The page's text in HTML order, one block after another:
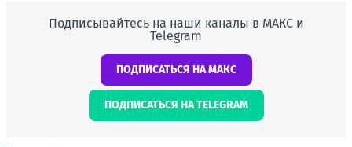
Подписывайтесь на наши каналы в МАКС и
Telegram
ПОДПИСАТЬСЯ НА МАКС
ПОДПИСАТЬСЯ НА TELEGRAM